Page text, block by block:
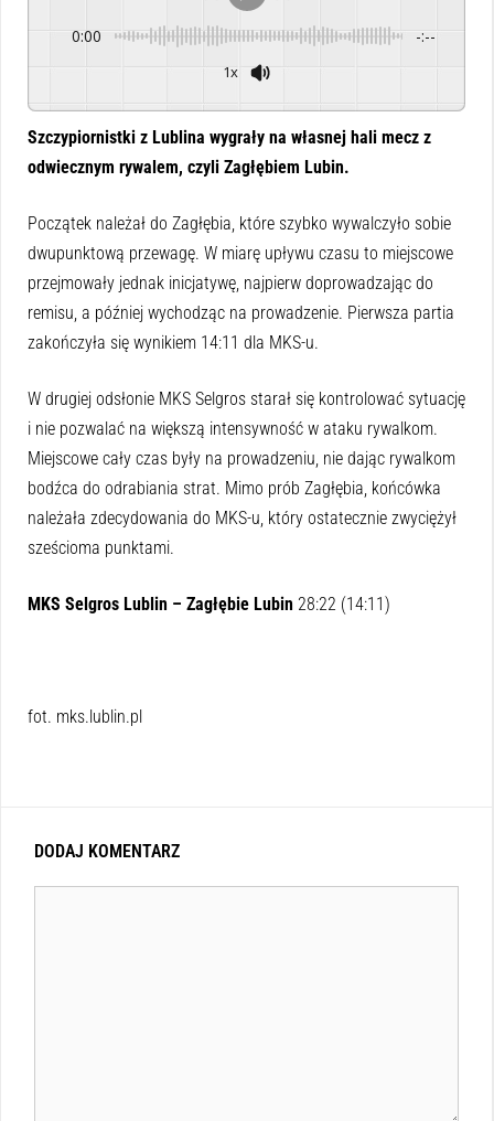
0:00 -:--
1x
Szczypiornistki z Lublina wygrały na własnej hali mecz z
odwiecznym rywalem, czyli Zagłębiem Lubin.
Początek należał do Zagłębia, które szybko wywalczyło sobie
dwupunktową przewagę. W miarę upływu czasu to miejscowe
przejmowały jednak inicjatywę, najpierw doprowadzając do
remisu, a później wychodząc na prowadzenie. Pierwsza partia
zakończyła się wynikiem 14:11 dla MKS-u.
W drugiej odsłonie MKS Selgros starał się kontrolować sytuację
i nie pozwalać na większą intensywność w ataku rywalkom.
Miejscowe cały czas były na prowadzeniu, nie dając rywalkom
bodźca do odrabiania strat. Mimo prób Zagłębia, końcówka
należała zdecydowania do MKS-u, który ostatecznie zwyciężył
sześcioma punktami.
MKS Selgros Lublin – Zagłębie Lubin 28:22 (14:11)
fot. mks.lublin.pl
DODAJ KOMENTARZ